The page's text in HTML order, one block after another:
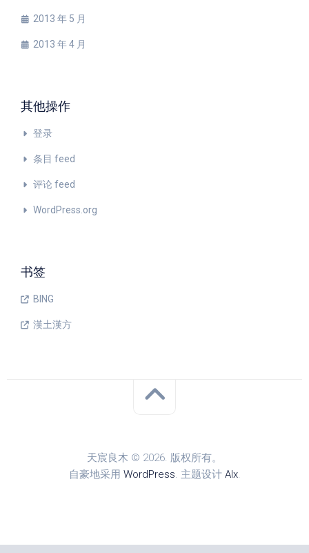
2013 年 5 月
2013 年 4 月
其他操作
登录
条目 feed
评论 feed
WordPress.org
书签
BING
漢土漢方
天宸良木 © 2026. 版权所有。
自豪地采用 WordPress. 主题设计 Alx.